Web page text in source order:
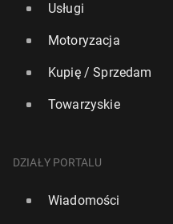
Usługi
Motoryzacja
Kupię / Sprzedam
Towarzyskie
DZIAŁY PORTALU
Wiadomości